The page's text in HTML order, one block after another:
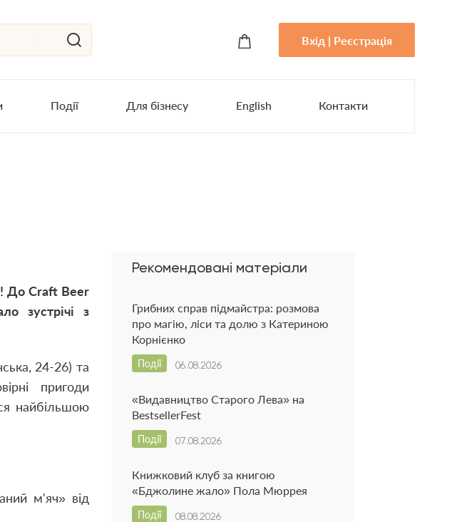
Вхід | Реєстрація
Події Для бізнесу English Контакти
До Craft Beer
зустрічі з
24-26) та
пригоди
найбільшою
м'яч» від
Рекомендовані матеріали
Грибних справ підмайстра: розмова
про магію, ліси та долю з Катериною
Корнієнко
06.08.2026
Події
«Видавництво Старого Лева» на
BestsellerFest
07.08.2026
Події
Книжковий клуб за книгою
«Бджолине жало» Пола Мюррея
08.08.2026
Події